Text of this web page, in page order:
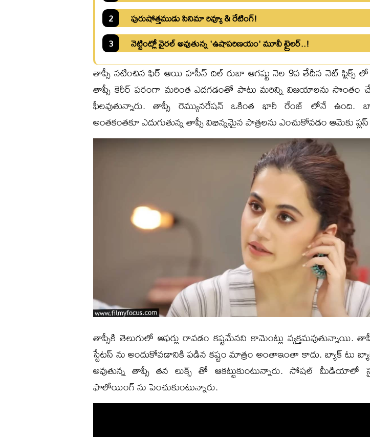
2
పురుషోత్తముడు సినిమా రివ్యూ & రేటింగ్!
3
నెట్టింట్లో వైరల్ అవుతున్న 'ఉషాపరిణయం' మూవీ ట్రైలర్..!
తాప్సీ నటించిన ఫిర్ ఆయి హసీన్ దిల్ రుబా ఆగష్టు నెల 9వ తేదీన నెట్ ఫ్లిక్స్ లో
తాప్సీ కెరీర్ పరంగా మరింత ఎదగడంతో పాటు మరిన్ని విజయాలను సొంతం
ఫీలవుతున్నారు. తాప్సీ రెమ్యునరేషన్ ఒకింత భారీ రేంజ్ లోనే ఉంది.
అంతకంతకూ ఎదుగుతున్న తాప్సీ విభిన్నమైన పాత్రలను ఎంచుకోవడం ఆమెకు
తాప్సీకి తెలుగులో ఆఫర్లు రావడం కష్టమేనని కామెంట్లు
స్టేటస్ ను అందుకోవడానికి పడిన కష్టం మాత్రం అంతాఇంతా కాదు. బ్యాక్ టు
అవుతున్న తాప్సీ తన లుక్స్ తో ఆకట్టుకుంటున్నారు. సోషల్ మీడియాలో
ఫాలోయింగ్ ను పెంచుకుంటున్నారు.